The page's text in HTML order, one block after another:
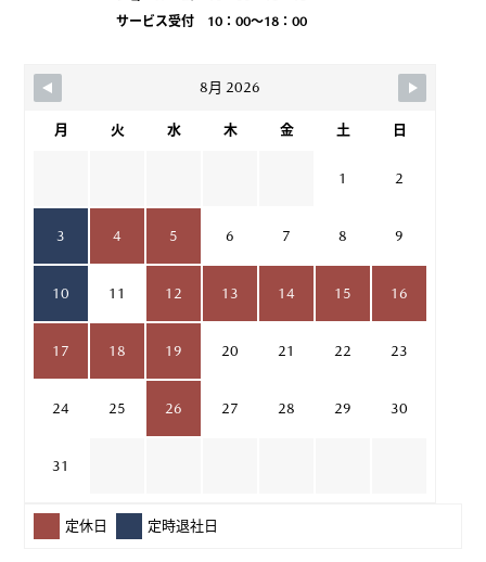
サービス受付 10：00～18：00
8月 2026
月 火 水 木 金 土 日
1 2
3 4 5 6 7 8 9
10 11 12 13 14 15 16
17 18 19 20 21 22 23
24 25 26 27 28 29 30
31
定休日 定時退社日